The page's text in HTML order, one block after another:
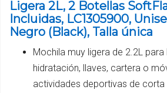
Ligera 2L, 2 Botellas
Incluidas, LC1305900,
Negro (Black), Talla única
Mochila muy ligera de 2.2L
hidratación, llaves, cartera o
actividades deportivas de corta